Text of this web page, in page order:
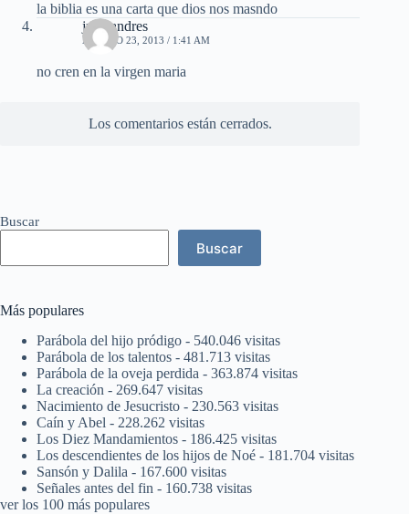
la biblia es una carta que dios nos masndo
juan andres
AGOSTO 23, 2013 / 1:41 AM
no cren en la virgen maria
Los comentarios están cerrados.
Buscar
Buscar
Más populares
Parábola del hijo pródigo - 540.046 visitas
Parábola de los talentos - 481.713 visitas
Parábola de la oveja perdida - 363.874 visitas
La creación - 269.647 visitas
Nacimiento de Jesucristo - 230.563 visitas
Caín y Abel - 228.262 visitas
Los Diez Mandamientos - 186.425 visitas
Los descendientes de los hijos de Noé - 181.704 visitas
Sansón y Dalila - 167.600 visitas
Señales antes del fin - 160.738 visitas
ver los 100 más populares